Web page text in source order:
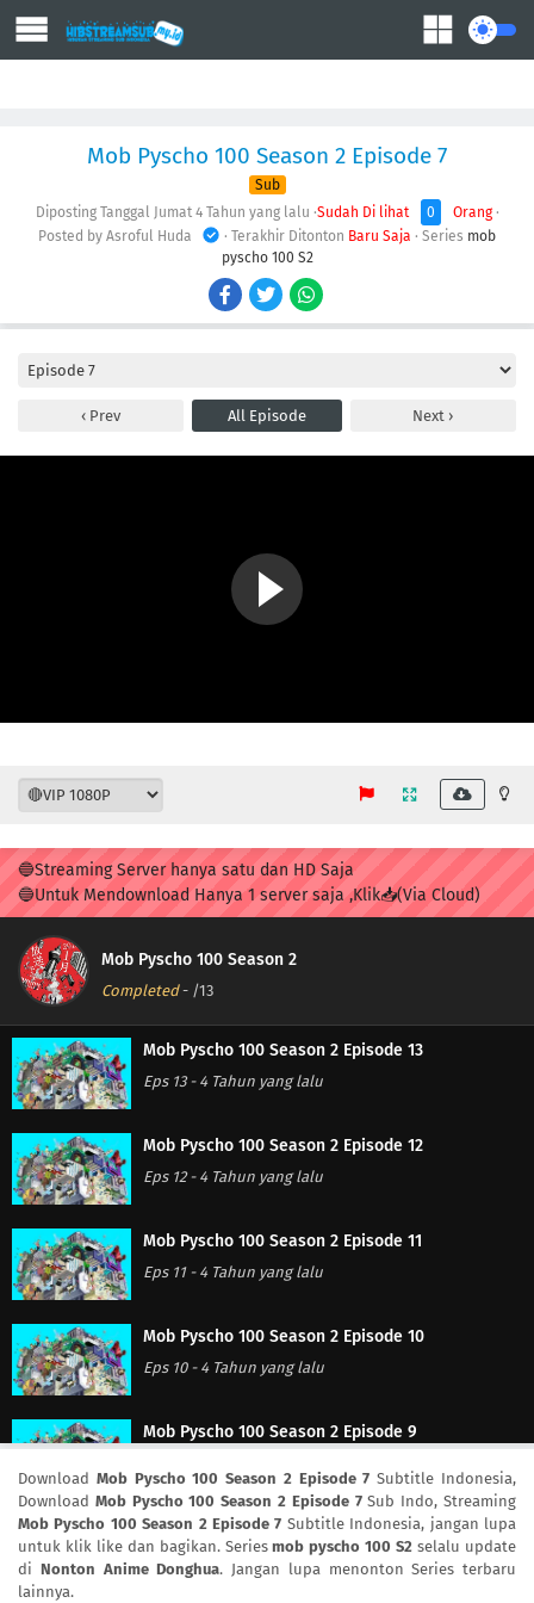
Mob Pyscho 100 Season 2 Episode 7
Sub
Diposting Tanggal Jumat 4 Tahun yang lalu ·Sudah Di lihat 0 Orang·
Posted by Asroful Huda
· Terakhir Ditonton Baru Saja · Series mob
pyscho 100 S2
Prev All Episode Next
🔵Streaming Server hanya satu dan HD Saja
🔵Untuk Mendownload Hanya 1 server saja ,Klik📥(Via Cloud)
Mob Pyscho 100 Season 2
Completed- /13
Mob Pyscho 100 Season 2 Episode 13
Eps 13- 4 Tahun yang lalu
Mob Pyscho 100 Season 2 Episode 12
Eps 12- 4 Tahun yang lalu
Mob Pyscho 100 Season 2 Episode 11
Eps 11- 4 Tahun yang lalu
Mob Pyscho 100 Season 2 Episode 10
Eps 10- 4 Tahun yang lalu
Mob Pyscho 100 Season 2 Episode 9
Mob Pyscho 100 Season 2 Episode 8
Eps 8- 4 Tahun yang lalu
Download Mob Pyscho 100 Season 2 Episode 7 Subtitle Indonesia,
Download Mob Pyscho 100 Season 2 Episode 7Sub Indo, Streaming
Mob Pyscho 100 Season 2 Episode 7 Subtitle Indonesia, jangan lupa
untuk klik like dan bagikan. Seriesmob pyscho 100 S2 selalu update
di Nonton Anime Donghua. Jangan lupa menonton Series terbaru
lainnya.